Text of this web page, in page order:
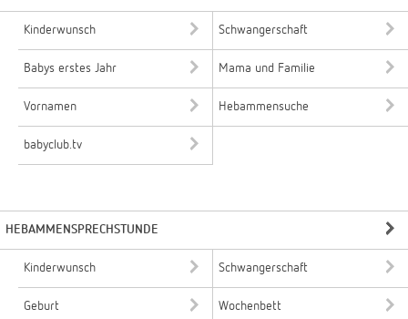
Kinderwunsch Schwangerschaft
Babys erstes Jahr Mama und Familie
Vornamen Hebammensuche
babyclub.tv
HEBAMMENSPRECHSTUNDE
Kinderwunsch Schwangerschaft
Geburt Wochenbett